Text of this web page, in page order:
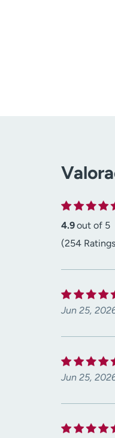
4.9out of 5
(254
Jun 25,
Jun 25,